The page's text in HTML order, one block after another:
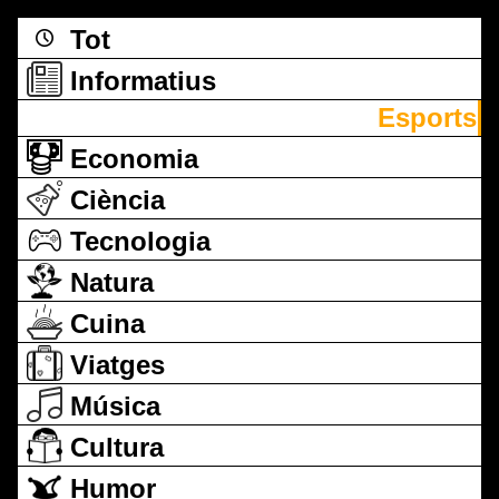
Tot
Informatius
Esports
Economia
Ciència
Tecnologia
Natura
Cuina
Viatges
Música
Cultura
Humor